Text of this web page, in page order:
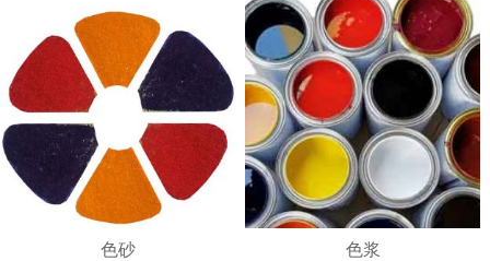
色砂 色浆